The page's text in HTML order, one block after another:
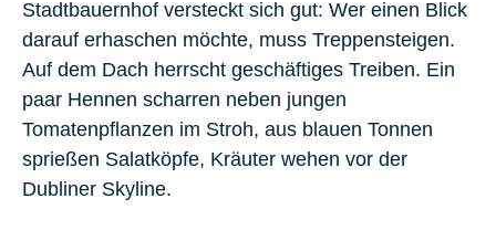
Stadtbauernhof versteckt sich gut: Wer einen Blick
darauf erhaschen möchte, muss Treppensteigen.
Auf dem Dach herrscht geschäftiges Treiben. Ein
paar Hennen scharren neben jungen
Tomatenpflanzen im Stroh, aus blauen Tonnen
sprießen Salatköpfe, Kräuter wehen vor der
Dubliner Skyline.